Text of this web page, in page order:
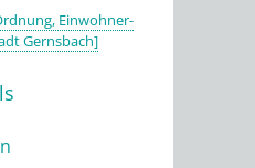
Einwohner-
Gernsbach]